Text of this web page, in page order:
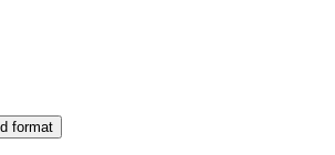
format